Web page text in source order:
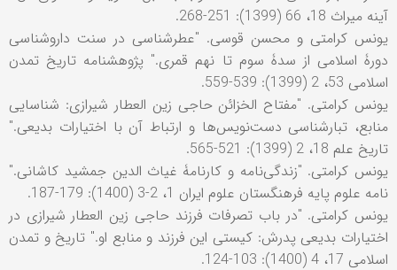
آینه میراث 18، 66 (1399): 251-268.
یونس کرامتی و محسن قوسی. "عطرشناسی در سنت داروشناسی
دورۀ اسلامی از سدۀ سوم تا نهم قمری." پژوهشنامه تاریخ تمدن
اسلامی 53، 2 (1399): 539-559.
یونس کرامتی. "مفتاح الخزائن حاجی زین العطار شیرازی: شناسایی
منابع، تبارشناسی دست‌نویس‌ها و ارتباط آن با اختیارات بدیعی."
تاریخ علم 18، 2 (1399): 521-565.
یونس کرامتی. "زندگی‌نامه و کارنامۀ غیاث الدین جمشید کاشانی."
نامه علوم پایه فرهنگستان علوم ایران 1، 2-3 (1400): 179-187.
یونس کرامتی. "در باب تصرفات فرزند حاجی زین العطار شیرازی در
اختیارات بدیعی پدرش: کیستی این فرزند و منابع او." تاریخ و تمدن
اسلامی 17، 4 (1400): 103-124.